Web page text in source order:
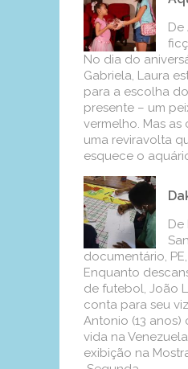
De
No dia do
Gabriela, Laura
para a escolha
presente – um
vermelho. Mas as
uma reviravolta
esquece o
De
documentário, PE,
Enquanto
de futebol, João
conta para seu
Antonio (13 anos)
vida na
exibição na